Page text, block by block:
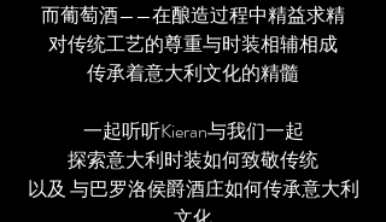
而葡萄酒——在酿造过程中精益求精
对传统工艺的尊重与时装相辅相成
传承着意大利文化的精髓
一起听听Kieran与我们一起
探索意大利时装如何致敬传统
以及 与巴罗洛侯爵酒庄如何传承意大利